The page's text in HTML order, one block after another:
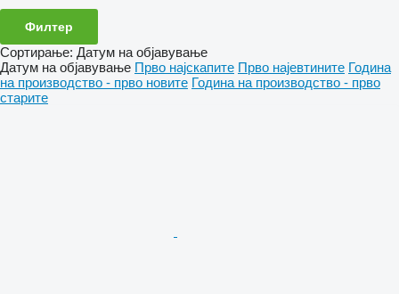
Филтер
Сортирање: Датум на објавување
Датум на објавување Прво најскапите Прво најевтините Година
на производство - прво новите Година на производство - прво
старите